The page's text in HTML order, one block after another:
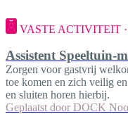
VASTE ACTIVITEIT
Assistent Speeltuin-
Zorgen voor gastvrij
toe komen en zich veilig
en sluiten horen hierbij.
Geplaatst door DOCK